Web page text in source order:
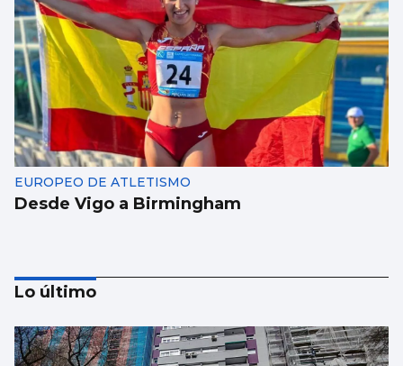
EUROPEO DE ATLETISMO
Desde Vigo a Birmingham
Lo último